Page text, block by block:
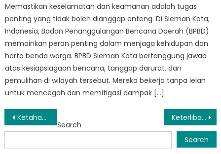
Memastikan keselamatan dan keamanan adalah tugas
penting yang tidak boleh dianggap enteng. Di Sleman Kota,
Indonesia, Badan Penanggulangan Bencana Daerah (BPBD)
memainkan peran penting dalam menjaga kehidupan dan
harta benda warga. BPBD Sleman Kota bertanggung jawab
atas kesiapsiagaan bencana, tanggap darurat, dan
pemulihan di wilayah tersebut. Mereka bekerja tanpa lelah
untuk mencegah dan memitigasi dampak […]
Post
navigation
Ketahanan Masyarakat: Cara BPBD Sleman Berdayakan Warga Tangani Bencana Keterlibatan Masyarakat Kunci Keberhasilan Upaya Tanggap Bencana Sleman
Search
Search